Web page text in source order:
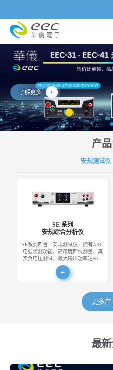
了解更多
产
安规测试仪
SE 系列
安规综合分析仪
SE系列四合一安规测试仪，拥有ARC
电弧侦测功能、高精度四线测量、真
实负电压测试，最大输出功率达50…
更多产
最